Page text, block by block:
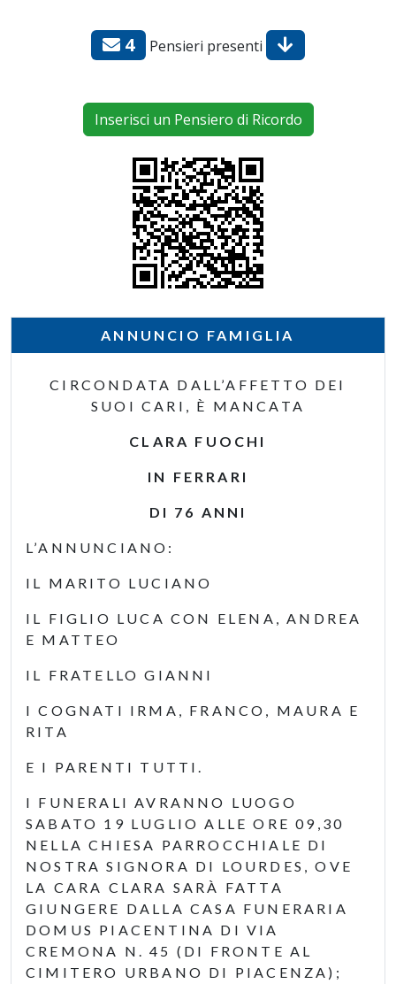
4 Pensieri presenti
Inserisci un Pensiero di Ricordo
ANNUNCIO FAMIGLIA
CIRCONDATA DALL’AFFETTO DEI
SUOI CARI, È MANCATA
CLARA FUOCHI
IN FERRARI
DI 76 ANNI
L’ANNUNCIANO:
IL MARITO LUCIANO
IL FIGLIO LUCA CON ELENA, ANDREA
E MATTEO
IL FRATELLO GIANNI
I COGNATI IRMA, FRANCO, MAURA E
RITA
E I PARENTI TUTTI.
I FUNERALI AVRANNO LUOGO
SABATO 19 LUGLIO ALLE ORE 09,30
NELLA CHIESA PARROCCHIALE DI
NOSTRA SIGNORA DI LOURDES, OVE
LA CARA CLARA SARÀ FATTA
GIUNGERE DALLA CASA FUNERARIA
DOMUS PIACENTINA DI VIA
CREMONA N. 45 (DI FRONTE AL
CIMITERO URBANO DI PIACENZA);